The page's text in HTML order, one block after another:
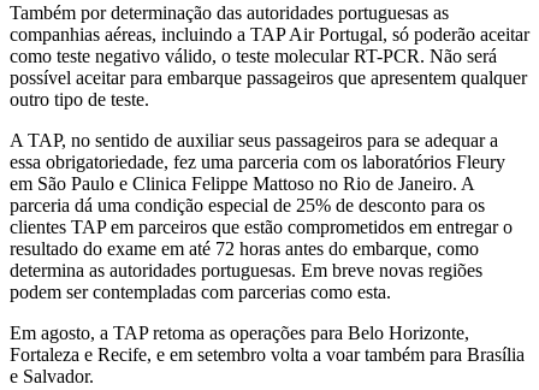
Também por determinação das autoridades portuguesas as
companhias aéreas, incluindo a TAP Air Portugal, só poderão aceitar
como teste negativo válido, o teste molecular RT-PCR. Não será
possível aceitar para embarque passageiros que apresentem qualquer
outro tipo de teste.
A TAP, no sentido de auxiliar seus passageiros para se adequar a
essa obrigatoriedade, fez uma parceria com os laboratórios Fleury
em São Paulo e Clinica Felippe Mattoso no Rio de Janeiro. A
parceria dá uma condição especial de 25% de desconto para os
clientes TAP em parceiros que estão comprometidos em entregar o
resultado do exame em até 72 horas antes do embarque, como
determina as autoridades portuguesas. Em breve novas regiões
podem ser contempladas com parcerias como esta.
Em agosto, a TAP retoma as operações para Belo Horizonte,
Fortaleza e Recife, e em setembro volta a voar também para Brasília
e Salvador.